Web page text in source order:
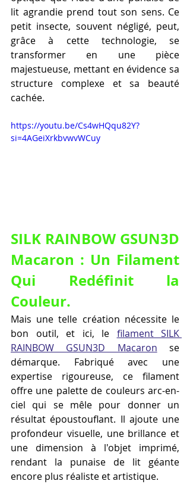
lit agrandie prend tout son sens. Ce
petit insecte, souvent négligé, peut,
grâce à cette technologie, se
transformer en une pièce
majestueuse, mettant en évidence sa
structure complexe et sa beauté
cachée.
https://youtu.be/Cs4wHQqu82Y?
si=4AGeiXrkbvwvWCuy
SILK RAINBOW GSUN3D
Macaron : Un Filament
Qui Redéfinit la
Couleur.
Mais une telle création nécessite le
bon outil, et ici, le filament SILK
RAINBOW GSUN3D Macaron se
démarque. Fabriqué avec une
expertise rigoureuse, ce filament
offre une palette de couleurs arc-en-
ciel qui se mêle pour donner un
résultat époustouflant. Il ajoute une
profondeur visuelle, une brillance et
une dimension à l'objet imprimé,
rendant la punaise de lit géante
encore plus réaliste et artistique.